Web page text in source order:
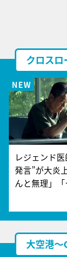
クロスロ
レジェンド
発言”が大炎
んと無理」
大空港～